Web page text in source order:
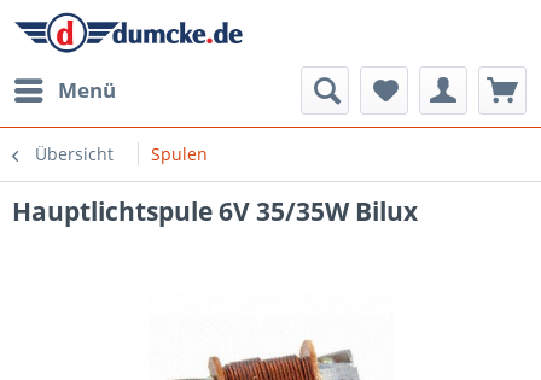
Menü
Übersicht Spulen
Hauptlichtspule 6V 35/35W Bilux